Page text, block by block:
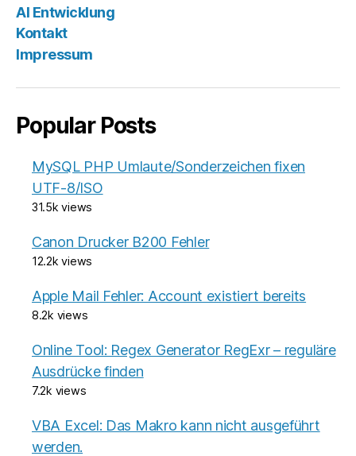
AI Entwicklung
Kontakt
Impressum
Popular Posts
MySQL PHP Umlaute/Sonderzeichen fixen
UTF-8/ISO
31.5k views
Canon Drucker B200 Fehler
12.2k views
Apple Mail Fehler: Account existiert bereits
8.2k views
Online Tool: Regex Generator RegExr – reguläre
Ausdrücke finden
7.2k views
VBA Excel: Das Makro kann nicht ausgeführt
werden.